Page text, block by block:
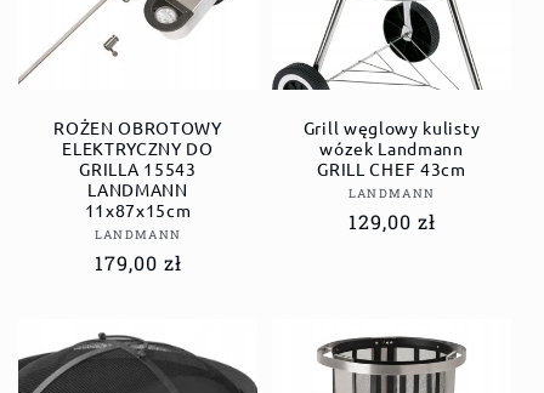
ROŻEN OBROTOWY
ELEKTRYCZNY DO
GRILLA 15543
LANDMANN
11x87x15cm
Dostawca:
LANDMANN
Cena
179,00 zł
Grill węglowy kulisty
wózek Landmann
GRILL CHEF 43cm
Dostawca:
LANDMANN
Cena
129,00 zł